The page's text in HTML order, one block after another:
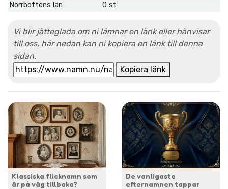
Norrbottens län
0 st
Vi blir jätteglada om ni lämnar en länk eller hänvisar
till oss, här nedan kan ni kopiera en länk till denna
sidan.
Kopiera länk
Klassiska flicknamn som
är på väg tillbaka?
De vanligaste
efternamnen tappar